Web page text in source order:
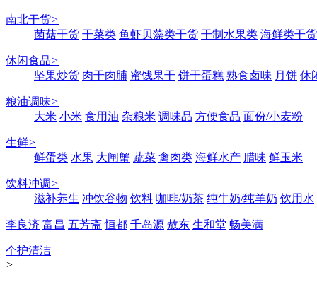
南北干货>
菌菇干货 干菜类 鱼虾贝藻类干货 干制水果类 海鲜类干货
休闲食品>
坚果炒货 肉干肉脯 蜜饯果干 饼干蛋糕 熟食卤味 月饼 休
粮油调味>
大米 小米 食用油 杂粮米 调味品 方便食品 面份/小麦粉
生鲜>
鲜蛋类 水果 大闸蟹 蔬菜 禽肉类 海鲜水产 腊味 鲜玉米
饮料冲调>
滋补养生 冲饮谷物 饮料 咖啡/奶茶 纯牛奶/纯羊奶 饮用水
李良济 富昌 五芳斋 恒都 千岛源 敖东 生和堂 畅美满
个护清洁
>